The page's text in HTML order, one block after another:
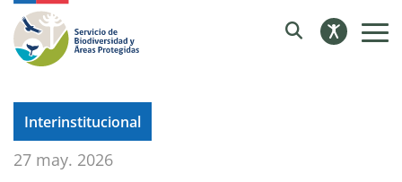
Interinstitucional
27 may. 2026